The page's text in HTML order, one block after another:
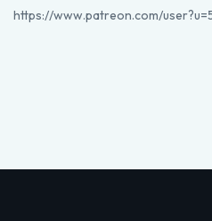
https://www.patreon.com/